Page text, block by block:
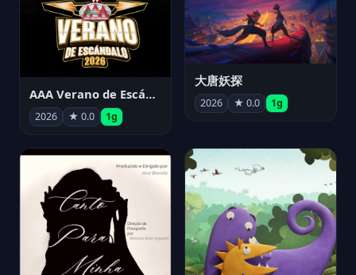
AAA Verano de Escándalo 2026 - Week 3
2026 ★ 0.0 1g
大唐妖探
2026 ★ 0.0 1g